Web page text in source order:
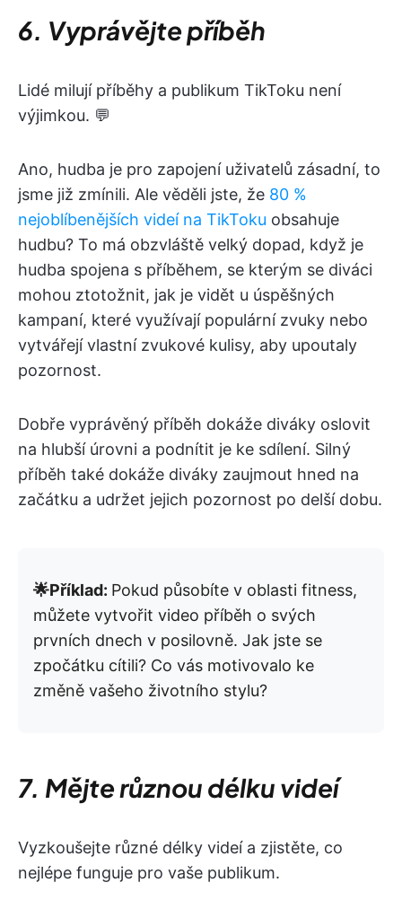
6. Vyprávějte příběh
Lidé milují příběhy a publikum TikToku není
výjimkou. 💬
Ano, hudba je pro zapojení uživatelů zásadní, to
jsme již zmínili. Ale věděli jste, že 80 %
nejoblíbenějších videí na TikToku obsahuje
hudbu? To má obzvláště velký dopad, když je
hudba spojena s příběhem, se kterým se diváci
mohou ztotožnit, jak je vidět u úspěšných
kampaní, které využívají populární zvuky nebo
vytvářejí vlastní zvukové kulisy, aby upoutaly
pozornost.
Dobře vyprávěný příběh dokáže diváky oslovit
na hlubší úrovni a podnítit je ke sdílení. Silný
příběh také dokáže diváky zaujmout hned na
začátku a udržet jejich pozornost po delší dobu.
🌟Příklad: Pokud působíte v oblasti fitness,
můžete vytvořit video příběh o svých
prvních dnech v posilovně. Jak jste se
zpočátku cítili? Co vás motivovalo ke
změně vašeho životního stylu?
7. Mějte různou délku videí
Vyzkoušejte různé délky videí a zjistěte, co
nejlépe funguje pro vaše publikum.